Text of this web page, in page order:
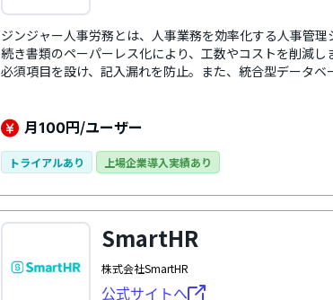
ジンジャー人事労務とは、人事業務を効率化する人事管
続き書類のペーパーレス化により、工数やコストを削減
必須項目を設け、記入漏れを防止。また、統合型データ
数のマスタを更新する手間が省けます。さらに、従業員情
月100円/ユーザー
トライアルあり 上場企業導入実績あり
SmartHR
株式会社SmartHR
公式サイトへ